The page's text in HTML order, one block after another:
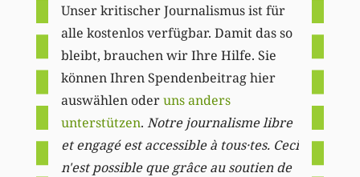
Unser kritischer Journalismus ist für
alle kostenlos verfügbar. Damit das so
bleibt, brauchen wir Ihre Hilfe. Sie
können Ihren Spendenbeitrag hier
auswählen oderuns anders
unterstützen. Notre journalisme libre
et engagé est accessible à tous·tes. Ceci
n'est possible que grâce au soutien de